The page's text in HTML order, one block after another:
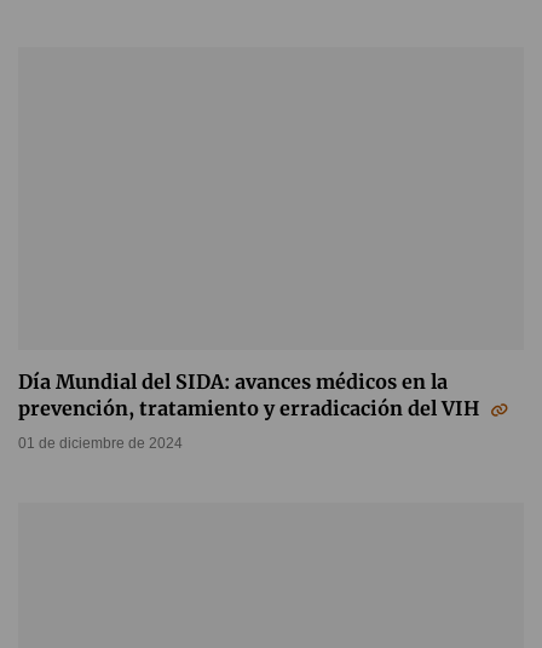
Día Mundial del SIDA: avances médicos en la
prevención, tratamiento y erradicación del VIH
01 de diciembre de 2024